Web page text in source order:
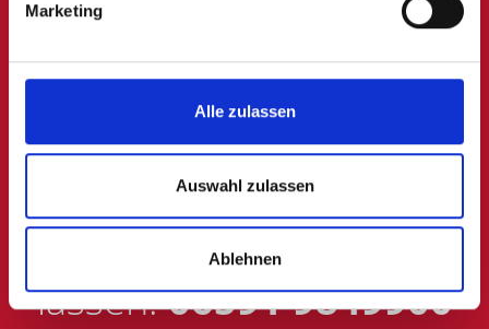
Marketing
Alle zulassen
Auswahl zulassen
Ablehnen
Wohnungsmaklerfür
Kreis Euskirchen
gesucht?
Jetzt anrufen und
vertrauensvoll beraten
lassen:06591 9849900